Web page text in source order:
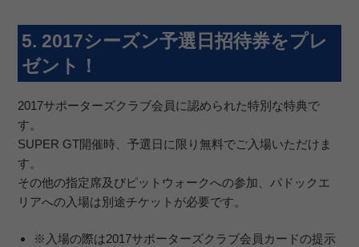
5. 2017シーズン予選日招待券をプレ
ゼント！
2017サポーターズクラブ会員に認められた特別な特典で
す。
SUPER GT開催時、予選日に限り無料でご入場いただけま
す。
その他の指定席及びピットウォークへの参加、パドックエ
リアへの入場は別途チケットが必要です。
※入場の際は2017サポーターズクラブ会員カードの提示